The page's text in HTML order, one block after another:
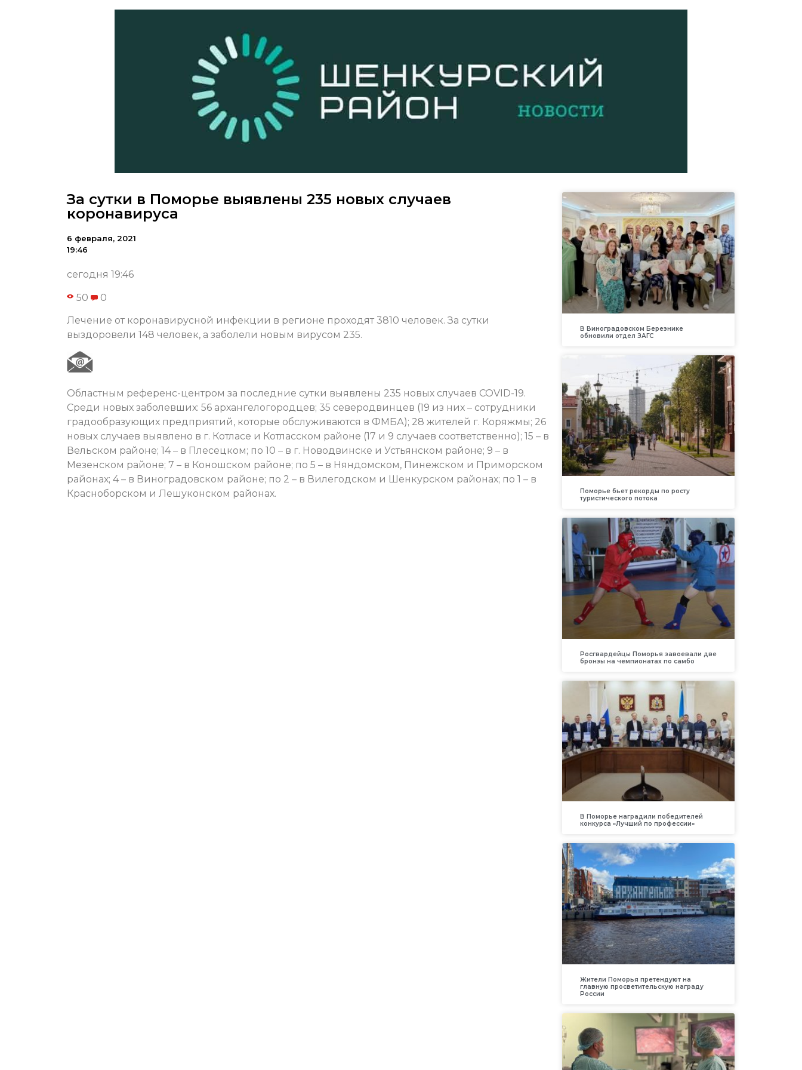
За сутки в Поморье выявлены 235 новых случаев
коронавируса
6 февраля, 2021
19:46
сегодня 19:46
50 0
Лечение от коронавирусной инфекции в регионе проходят 3810 человек. За сутки
выздоровели 148 человек, а заболели новым вирусом 235.
Областным референс-центром за последние сутки выявлены 235 новых случаев COVID-19.
Среди новых заболевших: 56 архангелогородцев; 35 северодвинцев (19 из них – сотрудники
градообразующих предприятий, которые обслуживаются в ФМБА); 28 жителей г. Коряжмы; 26
новых случаев выявлено в г. Котласе и Котласском районе (17 и 9 случаев соответственно); 15 – в
Вельском районе; 14 – в Плесецком; по 10 – в г. Новодвинске и Устьянском районе; 9 – в
Мезенском районе; 7 – в Коношском районе; по 5 – в Няндомском, Пинежском и Приморском
районах; 4 – в Виноградовском районе; по 2 – в Вилегодском и Шенкурском районах; по 1 – в
Красноборском и Лешуконском районах.
В Виноградовском Березнике
обновили отдел ЗАГС
Поморье бьет рекорды по росту
туристического потока
Росгвардейцы Поморья завоевали две
бронзы на чемпионатах по самбо
В Поморье наградили победителей
конкурса «Лучший по профессии»
Жители Поморья претендуют на
главную просветительскую награду
России